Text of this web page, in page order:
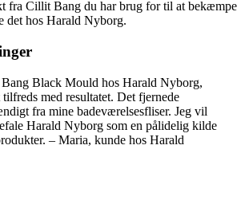
fra Cillit Bang du har brug for til at bekæmpe
det hos Harald Nyborg.
Black Mould hos Harald Nyborg,
med resultatet. Det fjernede
fra mine badeværelsesfliser. Jeg vil
Harald Nyborg som en pålidelig kilde
– Maria, kunde hos Harald